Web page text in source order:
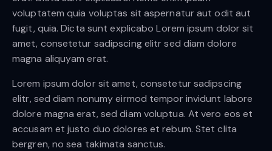
voluptatem quia voluptas sit aspernatur aut odit aut
fugit, quia. Dicta sunt explicabo Lorem ipsum dolor sit
amet, consetetur sadipscing elitr sed diam dolore
magna aliquyam erat.
Lorem ipsum dolor sit amet, consetetur sadipscing
elitr, sed diam nonumy eirmod tempor invidunt labore
dolore magna erat, sed diam voluptua. At vero eos et
accusam et justo duo dolores et rebum. Stet clita
bergren, no sea takimata sanctus.